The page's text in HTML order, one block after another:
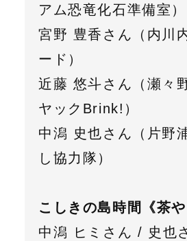
アム恐竜化石準備室）
宮野 豊香さん（内川
ード）
近藤 悠斗さん（瀬々
ヤックBrink!）
中潟 史也さん（片野
し協力隊）
こしきの島時間《茶や
中潟 ヒミさん / 史也